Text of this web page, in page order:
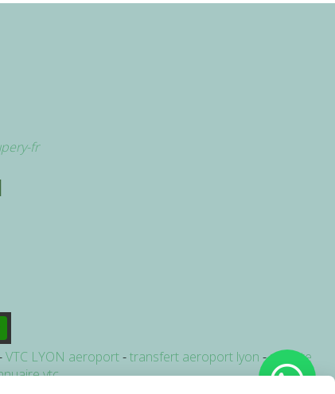
fr
VTC LYON aeroport transfert aeroport lyon
navette
vtc